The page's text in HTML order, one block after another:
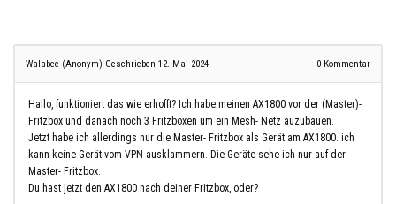
Walabee (Anonym) Geschrieben 12. Mai 2024 0 Kommentar
Hallo, funktioniert das wie erhofft? Ich habe meinen AX1800 vor der (Master)-
Fritzbox und danach noch 3 Fritzboxen um ein Mesh- Netz auzubauen.
Jetzt habe ich allerdings nur die Master- Fritzbox als Gerät am AX1800. ich
kann keine Gerät vom VPN ausklammern. Die Geräte sehe ich nur auf der
Master- Fritzbox.
Du hast jetzt den AX1800 nach deiner Fritzbox, oder?